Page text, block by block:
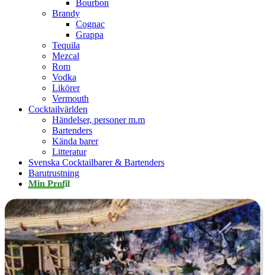
Bourbon
Brandy
Cognac
Grappa
Tequila
Mezcal
Rom
Vodka
Likörer
Vermouth
Cocktailvärlden
Händelser, personer m.m
Bartenders
Kända barer
Litteratur
Svenska Cocktailbarer & Bartenders
Barutrustning
Min Profil